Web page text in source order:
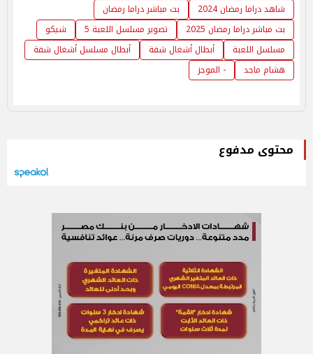
شاهد دراما رمضان 2024
بث مباشر دراما رمضان
بث مباشر دراما رمضان 2025
تصوير مسلسل اللعبة 5
شيكو
مسلسل اللعبة
أبطال أشغال شقة
أبطال مسلسل أشغال شقة
هشام ماجد
- الموجز
محتوى مدفوع